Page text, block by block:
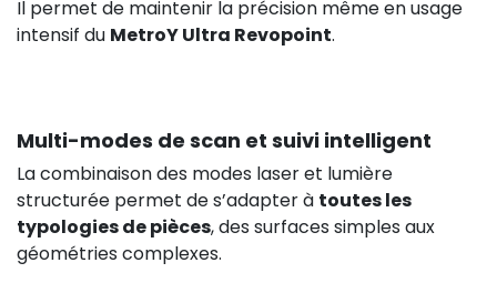
Il permet de maintenir la précision même en usage
intensif du MetroY Ultra Revopoint.
Multi-modes de scan et suivi intelligent
La combinaison des modes laser et lumière
structurée permet de s’adapter à toutes les
typologies de pièces, des surfaces simples aux
géométries complexes.